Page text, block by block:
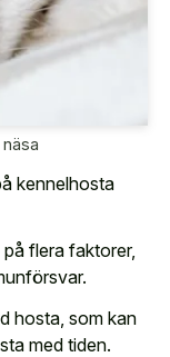
kennelhosta
flera faktorer,
hosta, som kan
med tiden.